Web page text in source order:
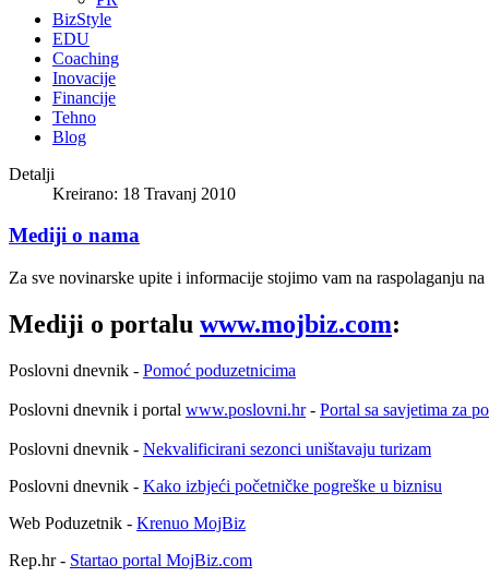
BizStyle
EDU
Coaching
Inovacije
Financije
Tehno
Blog
Detalji
Kreirano: 18 Travanj 2010
Mediji o nama
Za sve novinarske upite i informacije stojimo vam na raspolaganju na
Mediji o portalu www.mojbiz.com:
Poslovni dnevnik - Pomoć poduzetnicima
Poslovni dnevnik i portal www.poslovni.hr- Portal sa savjetima za
Poslovni dnevnik - Nekvalificirani sezonci uništavaju turizam
Poslovni dnevnik - Kako izbjeći početničke pogreške u biznisu
Web Poduzetnik - Krenuo MojBiz
Rep.hr - Startao portal MojBiz.com